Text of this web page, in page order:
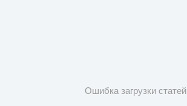
Ошибка загрузки статей